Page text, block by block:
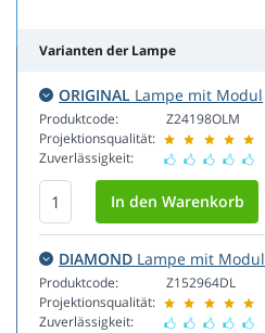
Varianten der Lampe
ORIGINAL Lampe mit Modul
Produktcode:
Projektionsqualität:
Zuverlässigkeit:
Z24198OLM
DIAMOND Lampe mit Modul
Produktcode:
Projektionsqualität:
Zuverlässigkeit:
Z152964DL